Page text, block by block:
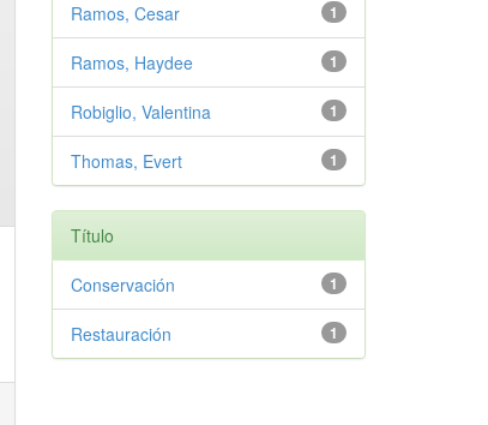
1
Ramos, Cesar
1
Ramos, Haydee
1
Robiglio, Valentina
1
Thomas, Evert
Título
1
Conservación
1
Restauración